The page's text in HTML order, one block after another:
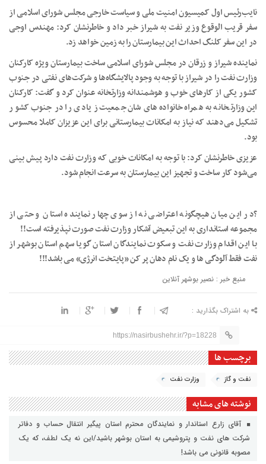
نایب‌رئیس اول کمیسیون امنیت ملی و سیاست خارجی مجلس شورای اسلامی از
سفر قریب الوقوع وزیر نفت به شیراز خبر داد و خاطرنشان کرد: مهندس اوجی
در این سفر کلنگ احداث این بیمارستان را به زمین خواهد زد.
نماینده شیراز و زرقان در مجلس شورای اسلامی ساخت بیمارستان ویژه کارکنان
وزارت نفت را در شیراز با توجه به وجود پالایشگاه‌ها و شرکت‌های نفتی در جنوب
کشور یکی از کارهای خوب و هوشمندانه وزارتخانه عنوان کرد و گفت: کارکنان
این وزارتخانه به همراه خانواده‌های شان جمعیت زیادی را در جنوب کشور
تشکیل می‌دهند که نیاز به امکانات بیمارستانی برای این عزیزان کاملا محسوس
بود.
عزیزی خاطرنشان کرد: با توجه به امکانات خوبی که وزارت نفت دارد پیش بینی
می‌شود کار ساخت و تجهیز این بیمارستان به سرعت انجام شود.
?در این میان هیچگونه اعتراضی نه از سوی چهار نماینده استان و حتی از
مجموعه استانداری به این تبعیض آشکار وزارت نفت صورت نپذیرفته است!!
با این اقدام وزارت نفت و سکوت نمایندگان استان گویا سهم استان بوشهر از
نفت فقط آلودگی ها و یک نام دهان پر کن «پایتخت انرژی» می باشد!!!
منبع خبر : نصیر بوشهر آنلاین
به اشتراک بگذارید :
https://nasirbushehr.ir/?p=18228
برچسب ها
نفت و گاز وزارت نفت
نوشته های مشابه
آقای زارع استاندار و نمایندگان محترم استان پیگیر انتقال حساب و دفاتر
شرکت های نفت و پتروشیمی به استان بوشهر باشید/این نه یک لطف، که یک
مصوبه قانونی می باشد!